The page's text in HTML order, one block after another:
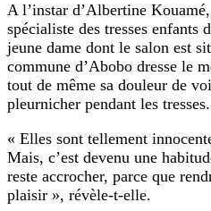
A l’instar d’Albertine
spécialiste des tresses enfants
jeune dame dont le salon est
commune d’Abobo dresse le
tout de même sa douleur de
pleurnicher pendant les tresses.
« Elles sont tellement
Mais, c’est devenu une
reste accrocher, parce que
plaisir », révèle-t-elle.